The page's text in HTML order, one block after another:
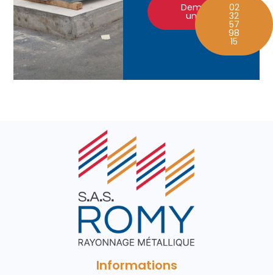
Demander
un devis
02
32
57
98
15
Informations